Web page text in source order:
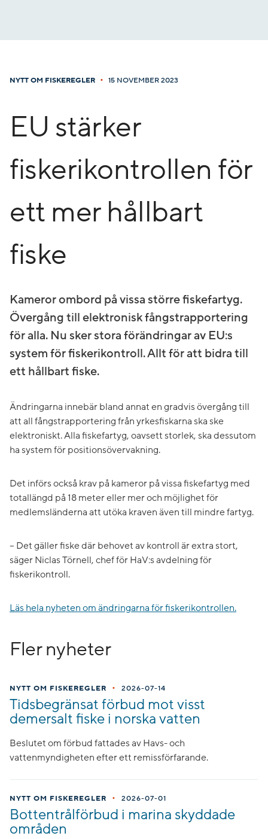
NYTT OM FISKEREGLER • 15 NOVEMBER 2023
EU stärker
fiskerikontrollen för
ett mer hållbart
fiske
Kameror ombord på vissa större fiskefartyg.
Övergång till elektronisk fångstrapportering
för alla. Nu sker stora förändringar av EU:s
system för fiskerikontroll. Allt för att bidra till
ett hållbart fiske.
Ändringarna innebär bland annat en gradvis övergång till
att all fångstrapportering från yrkesfiskarna ska ske
elektroniskt. Alla fiskefartyg, oavsett storlek, ska dessutom
ha system för positionsövervakning.
Det införs också krav på kameror på vissa fiskefartyg med
totallängd på 18 meter eller mer och möjlighet för
medlemsländerna att utöka kraven även till mindre fartyg.
– Det gäller fiske där behovet av kontroll är extra stort,
säger Niclas Törnell, chef för HaV:s avdelning för
fiskerikontroll.
Läs hela nyheten om ändringarna för fiskerikontrollen.
Fler nyheter
NYTT OM FISKEREGLER • 2026-07-14
Tidsbegränsat förbud mot visst
demersalt fiske i norska vatten
Beslutet om förbud fattades av Havs- och
vattenmyndigheten efter ett remissförfarande.
NYTT OM FISKEREGLER • 2026-07-01
Bottentrålförbud i marina skyddade
områden